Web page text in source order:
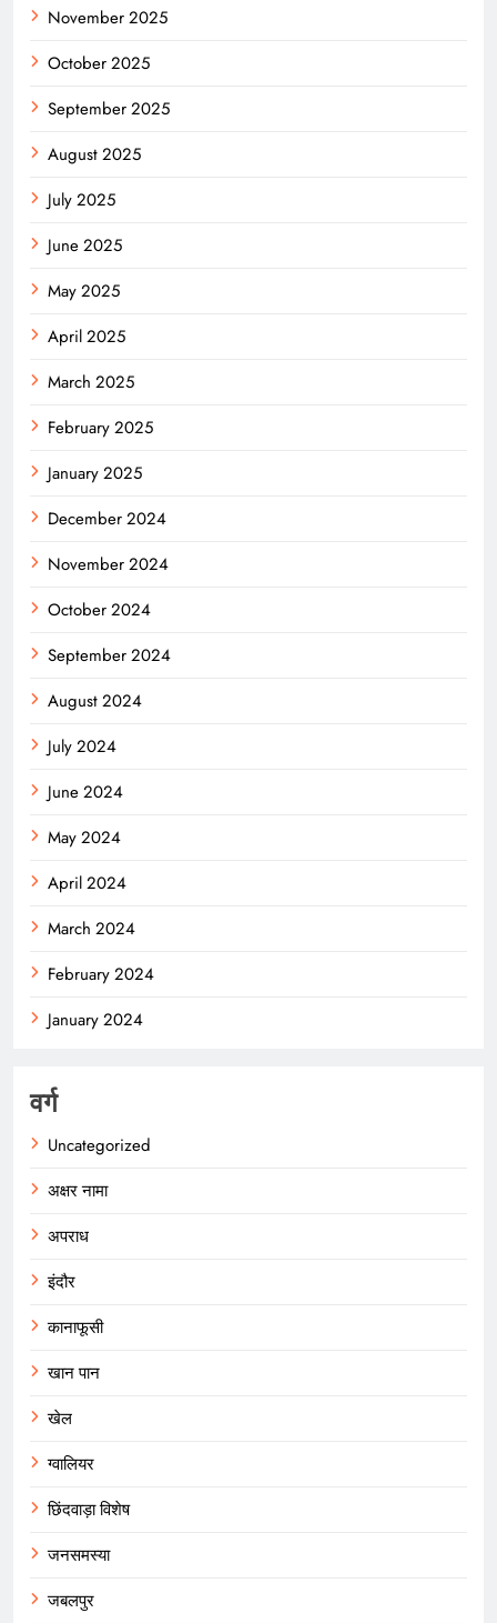
November 2025
October 2025
September 2025
August 2025
July 2025
June 2025
May 2025
April 2025
March 2025
February 2025
January 2025
December 2024
November 2024
October 2024
September 2024
August 2024
July 2024
June 2024
May 2024
April 2024
March 2024
February 2024
January 2024
वर्ग
Uncategorized
अक्षर नामा
अपराध
इंदौर
कानाफूसी
खान पान
खेल
ग्वालियर
छिंदवाड़ा विशेष
जनसमस्या
जबलपुर